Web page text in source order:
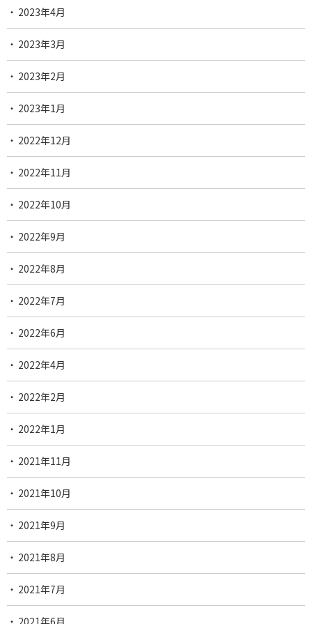
2023年4月
2023年3月
2023年2月
2023年1月
2022年12月
2022年11月
2022年10月
2022年9月
2022年8月
2022年7月
2022年6月
2022年4月
2022年2月
2022年1月
2021年11月
2021年10月
2021年9月
2021年8月
2021年7月
2021年6月